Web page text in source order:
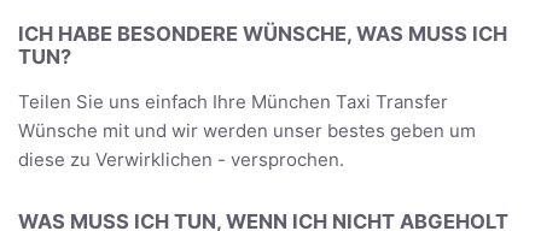
ICH HABE BESONDERE WÜNSCHE, WAS MUSS ICH
TUN?
Teilen Sie uns einfach Ihre München Taxi Transfer
Wünsche mit und wir werden unser bestes geben um
diese zu Verwirklichen - versprochen.
WAS MUSS ICH TUN, WENN ICH NICHT ABGEHOLT